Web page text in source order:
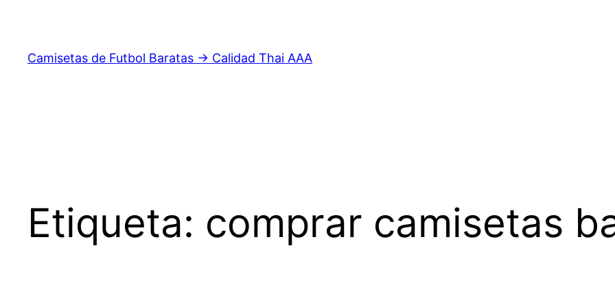
contenido
Camisetas de Futbol Baratas → Calidad Thai AAA
Etiqueta: comprar camisetas